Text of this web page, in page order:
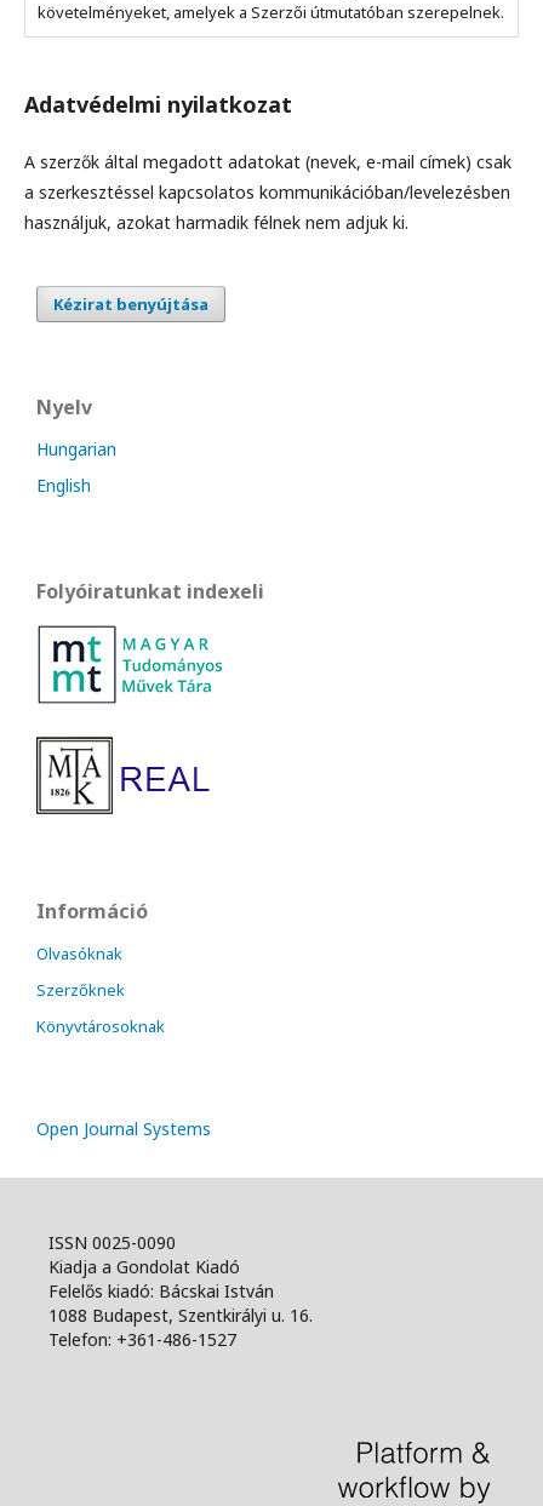
követelményeket, amelyek a Szerzői útmutatóban szerepelnek.
Adatvédelmi nyilatkozat
A szerzők által megadott adatokat (nevek, e-mail címek) csak
a szerkesztéssel kapcsolatos kommunikációban/levelezésben
használjuk, azokat harmadik félnek nem adjuk ki.
Kézirat benyújtása
Nyelv
Hungarian
English
Folyóiratunkat indexeli
Információ
Olvasóknak
Szerzőknek
Könyvtárosoknak
Open Journal Systems
ISSN 0025-0090
Kiadja a Gondolat Kiadó
Felelős kiadó: Bácskai István
1088 Budapest, Szentkirályi u. 16.
Telefon: +361-486-1527